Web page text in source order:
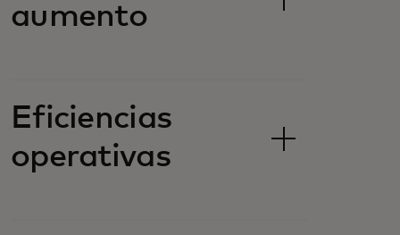
aumento
Eficiencias
operativas